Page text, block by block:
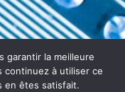
garantir la meilleure
continuez à utiliser ce
en êtes satisfait.